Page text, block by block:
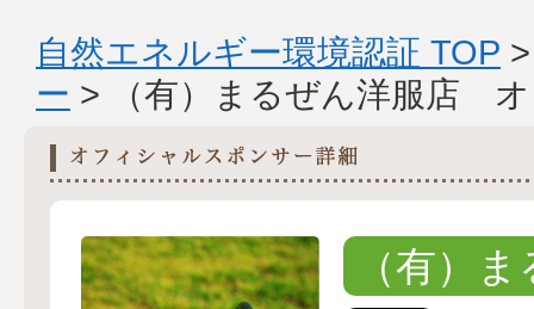
自然エネルギー環境認証 TOP
ー > （有）まるぜん洋服店
（有）